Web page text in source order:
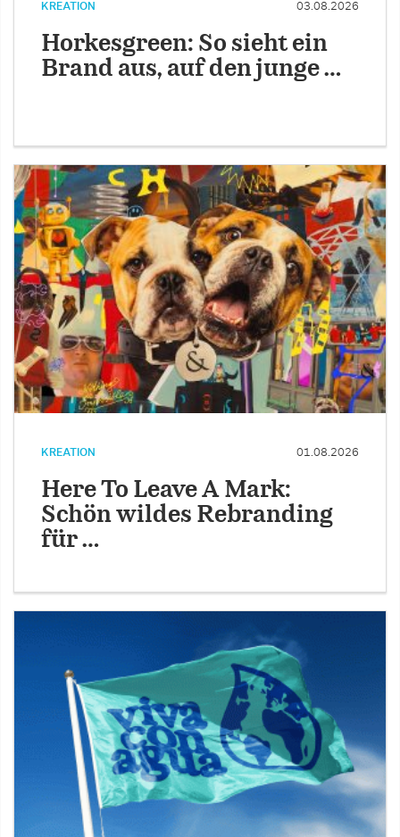
KREATION 03.08.2026
Horkesgreen: So sieht ein
Brand aus, auf den junge …
KREATION 01.08.2026
Here To Leave A Mark:
Schön wildes Rebranding
für …